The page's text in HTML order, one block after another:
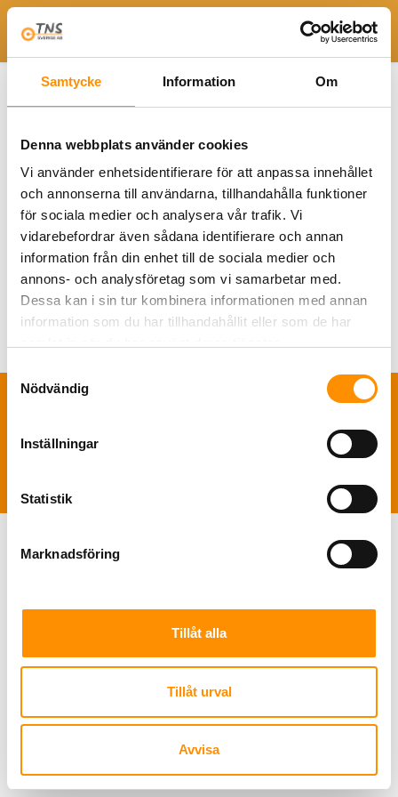
Samtycke Information Om
Denna webbplats använder cookies
Vi använder enhetsidentifierare för att anpassa innehållet
och annonserna till användarna, tillhandahålla funktioner
för sociala medier och analysera vår trafik. Vi
vidarebefordrar även sådana identifierare och annan
information från din enhet till de sociala medier och
annons- och analysföretag som vi samarbetar med.
Dessa kan i sin tur kombinera informationen med annan
information som du har tillhandahållit eller som de har
Samtyckesval
Nödvändig
Inställningar
Statistik
Marknadsföring
Tillåt alla
Tillåt urval
Avvisa
Avgasutsug fordonverkstad Avgasmunstycke
Internal Grabber IG Ground02
IG Ground02
TNS Sverige AB | Polis Larssonsväg 61 SE-21853 Klagshamn |+46 722